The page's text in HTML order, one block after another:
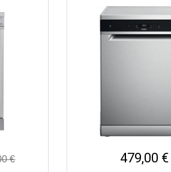
€ 479,00 €